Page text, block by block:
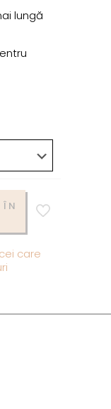
lungă
ÎN
care